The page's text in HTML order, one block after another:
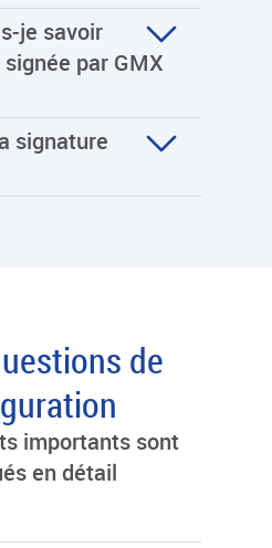
je savoir
par GMX
signature
de
importants sont
en détail